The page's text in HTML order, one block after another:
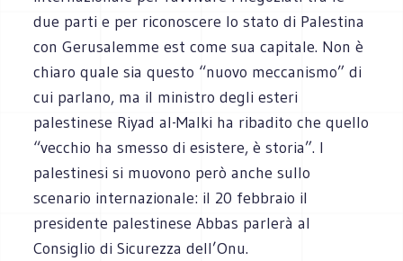
due parti e per riconoscere lo stato di Palestina
con Gerusalemme est come sua capitale. Non è
chiaro quale sia questo “nuovo meccanismo” di
cui parlano, ma il ministro degli esteri
palestinese Riyad al-Malki ha ribadito che quello
“vecchio ha smesso di esistere, è storia”. I
palestinesi si muovono però anche sullo
scenario internazionale: il 20 febbraio il
presidente palestinese Abbas parlerà al
Consiglio di Sicurezza dell’Onu.